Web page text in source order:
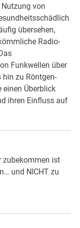
von
übersehen,
Radio-
Funkwellen über
hin zu Röntgen-
einen Überblick
ihren Einfluss auf
zubekommen ist
und NICHT zu